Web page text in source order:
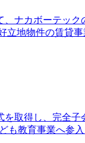
ナカボーテッ
立地物件の賃貸
取得し、完全
教育事業へ参